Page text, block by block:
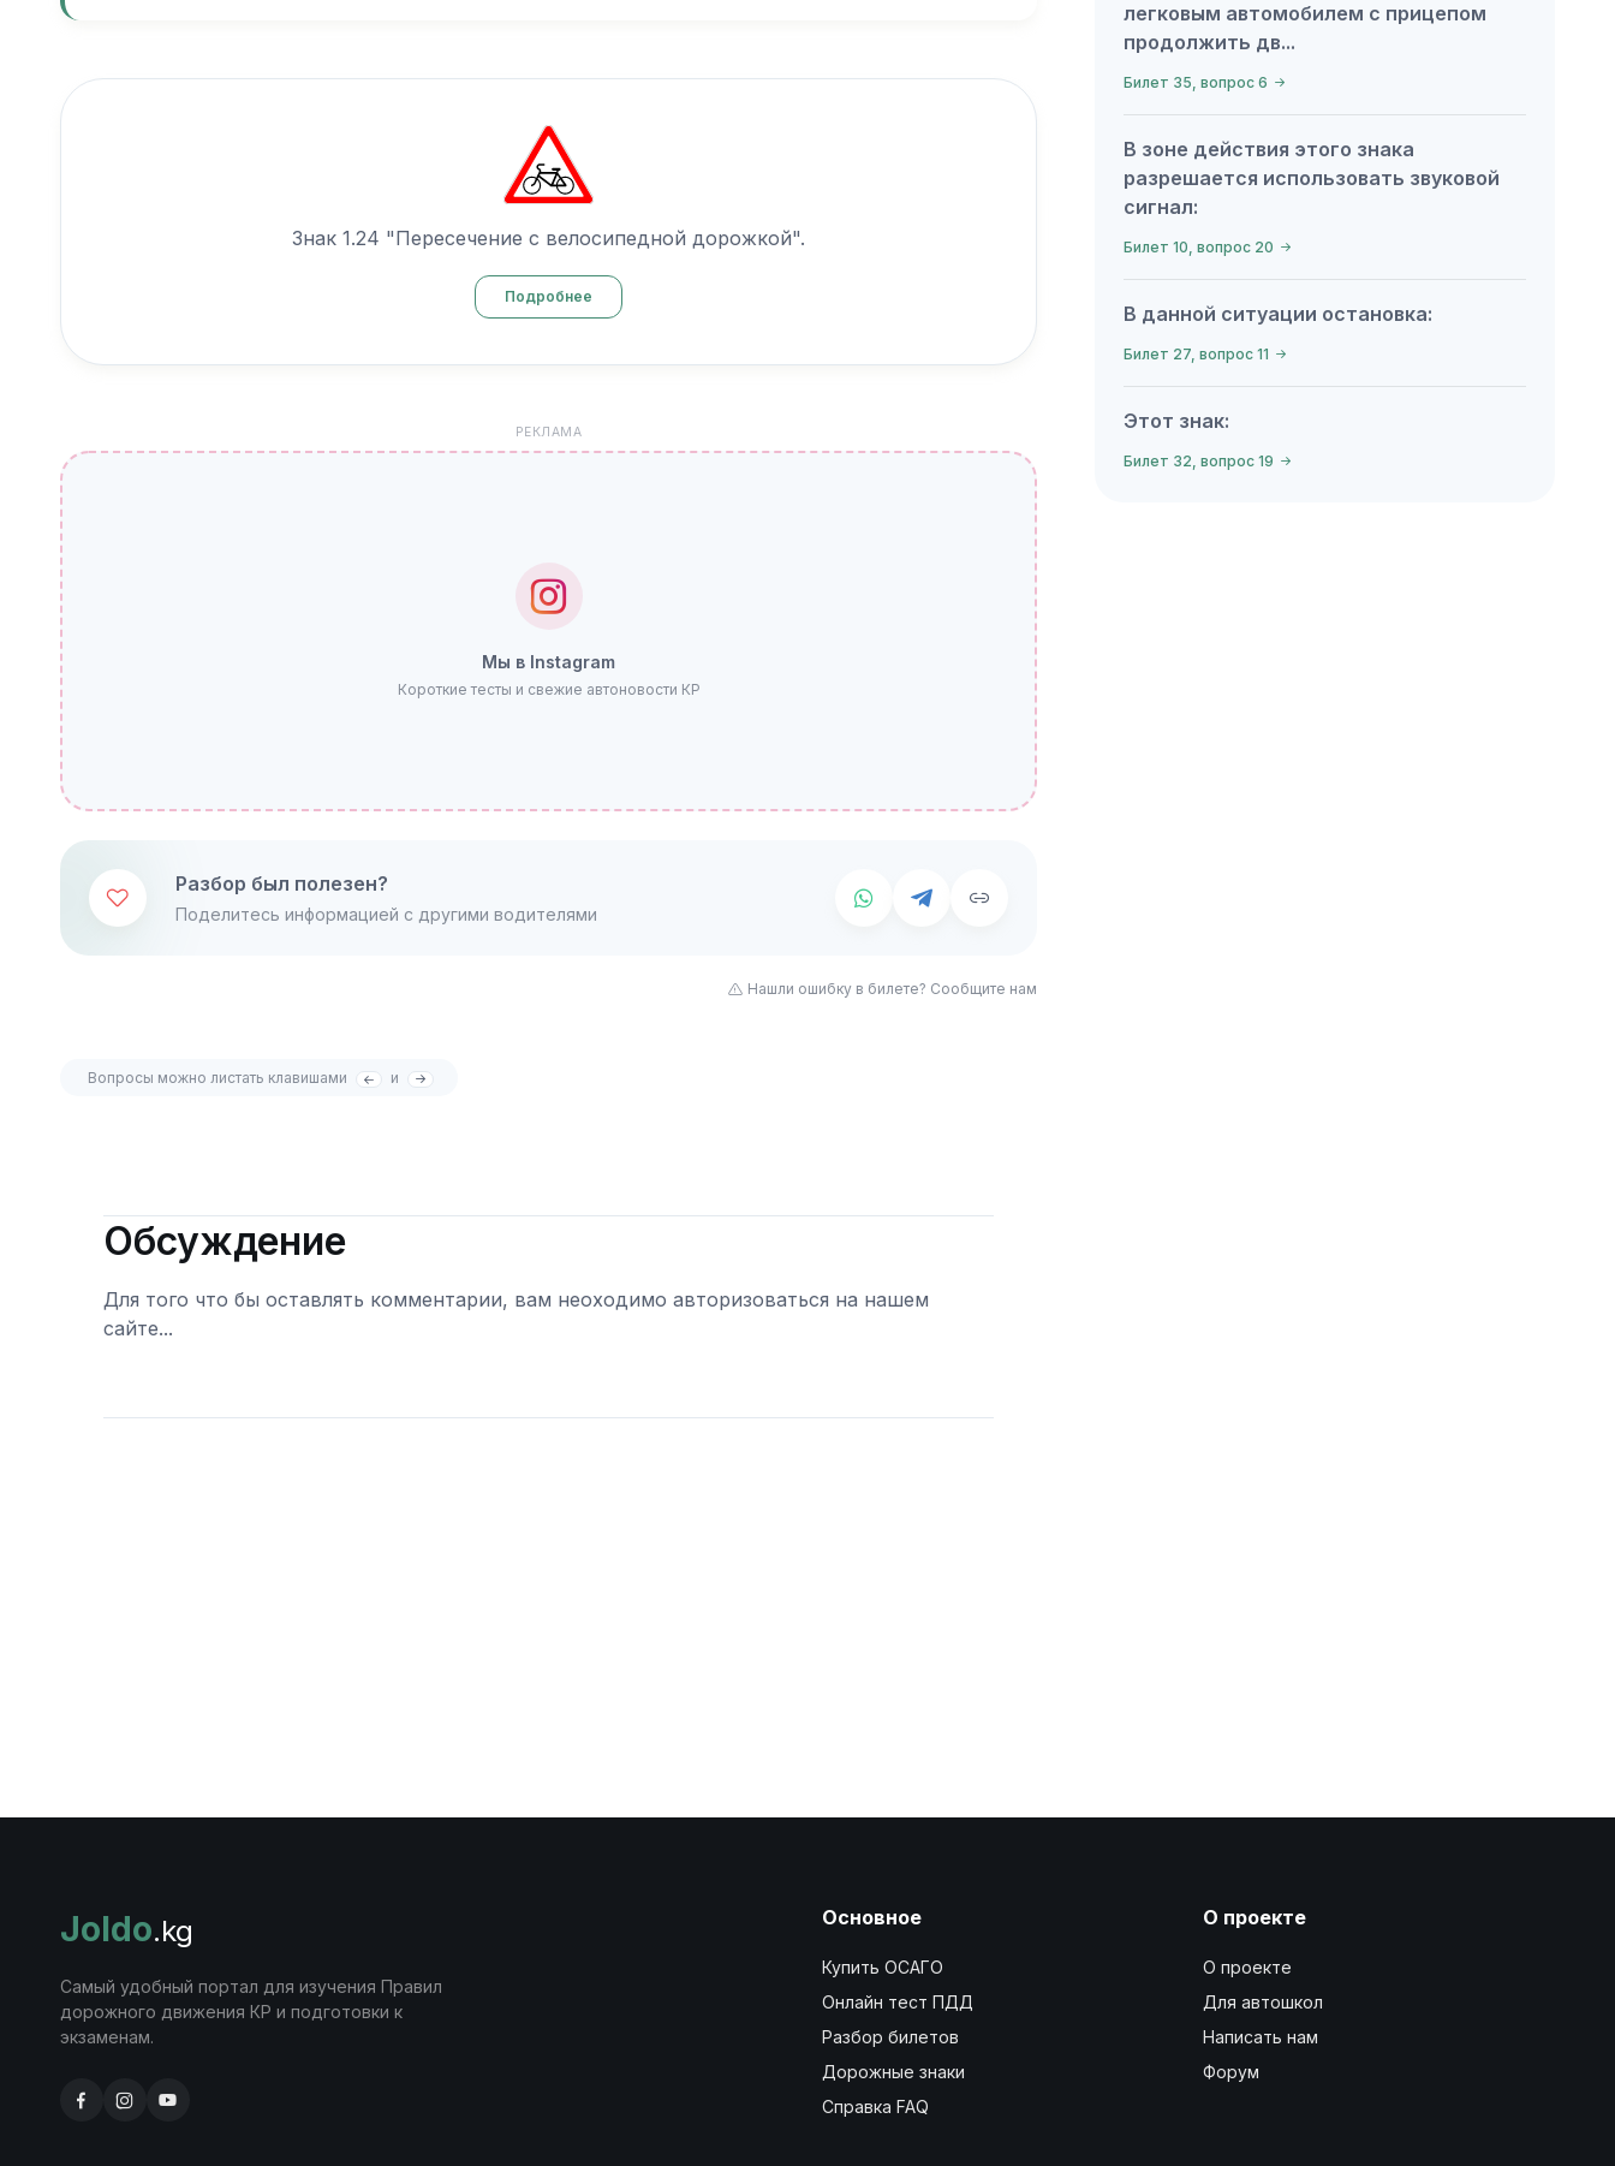
Знак 1.24 "Пересечение с велосипедной дорожкой".
Подробнее
РЕКЛАМА
Мы в Instagram
Короткие тесты и свежие автоновости КР
Разбор был полезен?
Поделитесь информацией с другими водителями
Нашли ошибку в билете? Сообщите нам
Вопросы можно листать клавишами и
Обсуждение
Для того что бы оставлять комментарии, вам неоходимо авторизоваться на нашем
сайте...
легковым автомобилем с прицепом
продолжить дв...
Билет 35, вопрос 6
В зоне действия этого знака
разрешается использовать звуковой
сигнал:
Билет 10, вопрос 20
В данной ситуации остановка:
Билет 27, вопрос 11
Этот знак:
Билет 32, вопрос 19
Joldo.kg
Самый удобный портал для изучения Правил
дорожного движения КР и подготовки к
экзаменам.
Основное
Купить ОСАГО
Онлайн тест ПДД
Разбор билетов
Дорожные знаки
Справка FAQ
О проекте
О проекте
Для автошкол
Написать нам
Форум